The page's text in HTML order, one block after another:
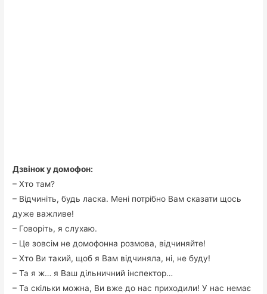
Дзвінок у домофон:
– Хто там?
– Відчиніть, будь ласка. Мені потрібно Вам сказати щось
дуже важливе!
– Говоріть, я слухаю.
– Це зовсім не домофонна розмова, відчиняйте!
– Хто Ви такий, щоб я Вам відчиняла, ні, не буду!
– Та я ж… я Ваш дільничний інспектор…
– Та скільки можна, Ви вже до нас приходили! У нас немає